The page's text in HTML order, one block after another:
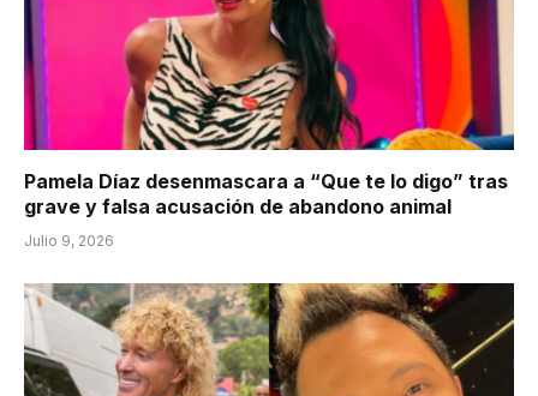
Pamela Díaz desenmascara a “Que te lo digo” tras
grave y falsa acusación de abandono animal
Julio 9, 2026